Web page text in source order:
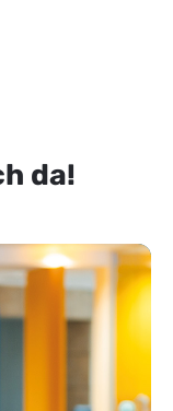
da!